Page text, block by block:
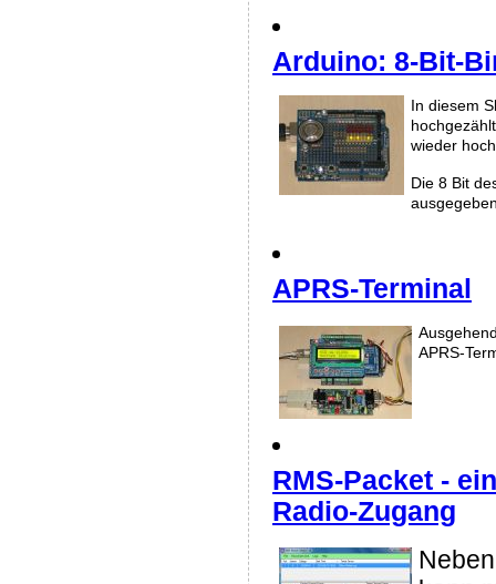
Arduino: 8-Bit-
In diesem
wieder
Die 8 Bit
APRS-Terminal
APRS-
RMS-Packet -
Radio-Zugang